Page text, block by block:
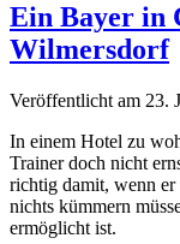
Ein Bayer in
Wilmersdorf
Veröffentlicht am 23.
In einem Hotel zu
Trainer doch nicht
richtig damit, wenn er
nichts kümmern
ermöglicht ist.